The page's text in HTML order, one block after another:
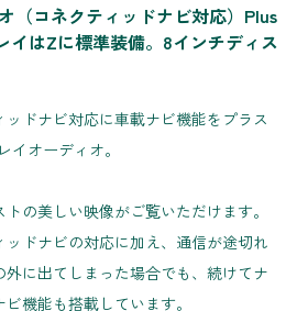
（コネクティッドナビ対応）Plus
イはZに標準装備。8インチディス
ドナビ対応に車載ナビ機能をプラス
イオーディオ。
の美しい映像がご覧いただけます。
ドナビの対応に加え、通信が途切れ
に出てしまった場合でも、続けてナ
機能も搭載しています。